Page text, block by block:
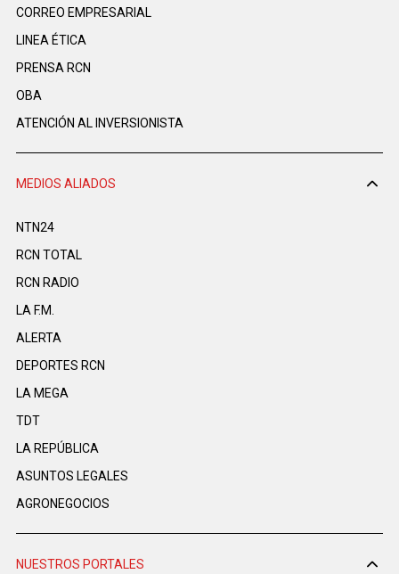
CORREO EMPRESARIAL
LINEA ÉTICA
PRENSA RCN
OBA
ATENCIÓN AL INVERSIONISTA
MEDIOS ALIADOS
NTN24
RCN TOTAL
RCN RADIO
LA F.M.
ALERTA
DEPORTES RCN
LA MEGA
TDT
LA REPÚBLICA
ASUNTOS LEGALES
AGRONEGOCIOS
NUESTROS PORTALES